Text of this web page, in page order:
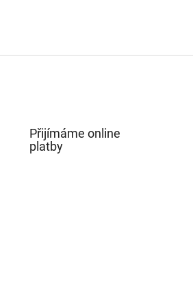
Přijímáme online
platby